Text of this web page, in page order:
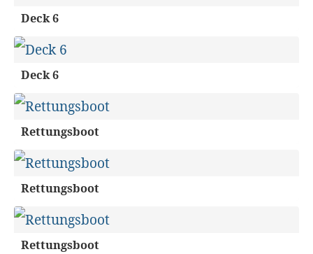
Deck 6
Deck 6
Rettungsboot
Rettungsboot
Rettungsboot